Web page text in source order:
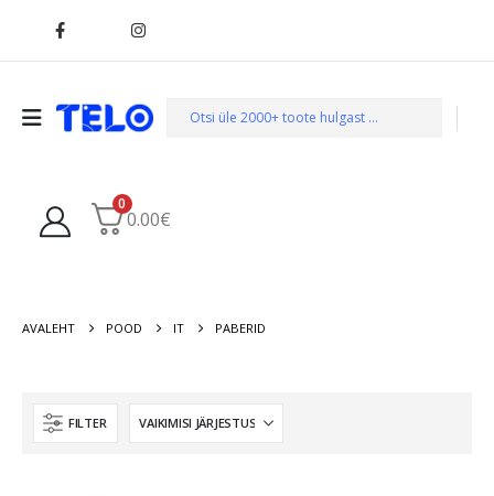
0
0.00€
AVALEHT POOD IT PABERID
FILTER